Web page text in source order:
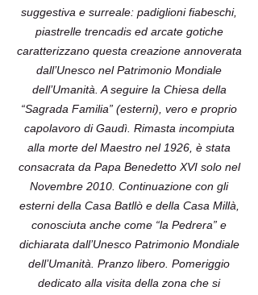
suggestiva e surreale: padiglioni fiabeschi,
piastrelle trencadis ed arcate gotiche
caratterizzano questa creazione annoverata
dall’Unesco nel Patrimonio Mondiale
dell’Umanità. A seguire la Chiesa della
“Sagrada Familia” (esterni), vero e proprio
capolavoro di Gaudì. Rimasta incompiuta
alla morte del Maestro nel 1926, è stata
consacrata da Papa Benedetto XVI solo nel
Novembre 2010. Continuazione con gli
esterni della Casa Batllò e della Casa Millà,
conosciuta anche come “la Pedrera” e
dichiarata dall’Unesco Patrimonio Mondiale
dell’Umanità. Pranzo libero. Pomeriggio
dedicato alla visita della zona che si